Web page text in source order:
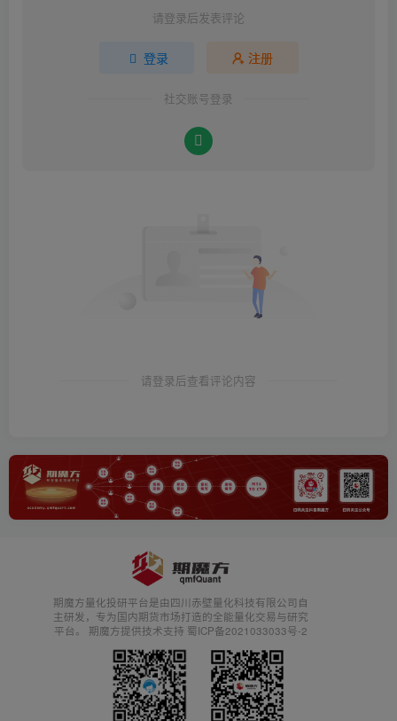
请登录后发表评论
登录 注册
社交账号登录
请登录后查看评论内容
期魔方量化投研平台是由四川赤壁量化科技有限公司自
主研发，专为国内期货市场打造的全能量化交易与研究
平台。 期魔方提供技术支持 蜀ICP备2021033033号-2